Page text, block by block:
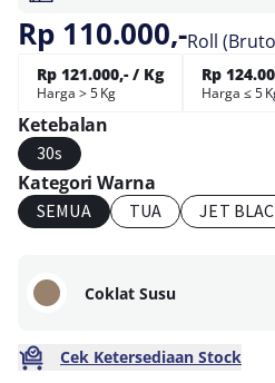
Rp 110.000,-Roll
Rp 121.000,- / Kg
Harga > 5 Kg
Rp
Harga ≤ 5
Ketebalan
30s
Kategori Warna
SEMUA TUA JET
Coklat Susu
Cek Ketersediaan Stock